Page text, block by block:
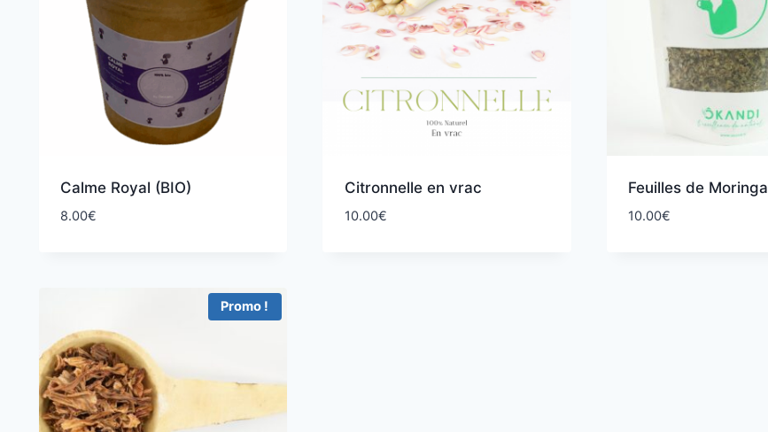
Calme Royal (BIO)
8.00€
Citronnelle en vrac
10.00€
Feuilles de Moringa
10.00€
Promo !